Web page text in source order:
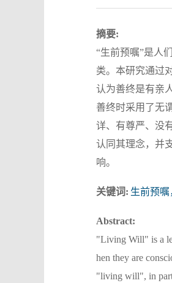
摘要:
“生前预嘱”是人
类。本研究通过
认为善终是有亲
善终时采用了无
详、有尊严、没
认同其理念，并
响。
关键词: 生前预
Abstract:
"Living Will" is a
hen they are
"living will", in